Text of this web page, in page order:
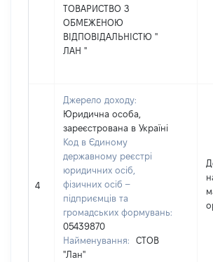
ТОВАРИСТВО З
ОБМЕЖЕНОЮ
ВІДПОВІДАЛЬНІСТЮ "
ЛАН "
4
Джерело доходу:
Юридична особа,
зареєстрована в Україні
Код в Єдиному
державному реєстрі
юридичних осіб,
фізичних осіб –
підприємців та
громадських формувань:
05439870
Найменування:
СТОВ
"Лан"